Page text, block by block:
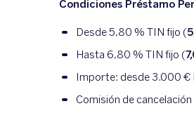
Condiciones Préstamo
Desde5,80 % TIN fijo (
Hasta 6,80 % TIN fijo (
Importe: desde 3.000 €
Comisión de